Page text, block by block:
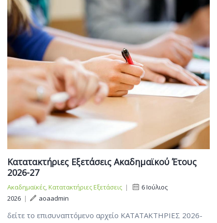
Κατατακτήριες Εξετάσεις Ακαδημαϊκού Έτους
2026-27
Ακαδημαϊκές,Κατατακτήριες Εξετάσεις |
6 Ιούλιος
2026 | aoaadmin
δείτε το επισυναπτόμενο αρχείο ΚΑΤΑΤΑΚΤΗΡΙΕΣ 2026-